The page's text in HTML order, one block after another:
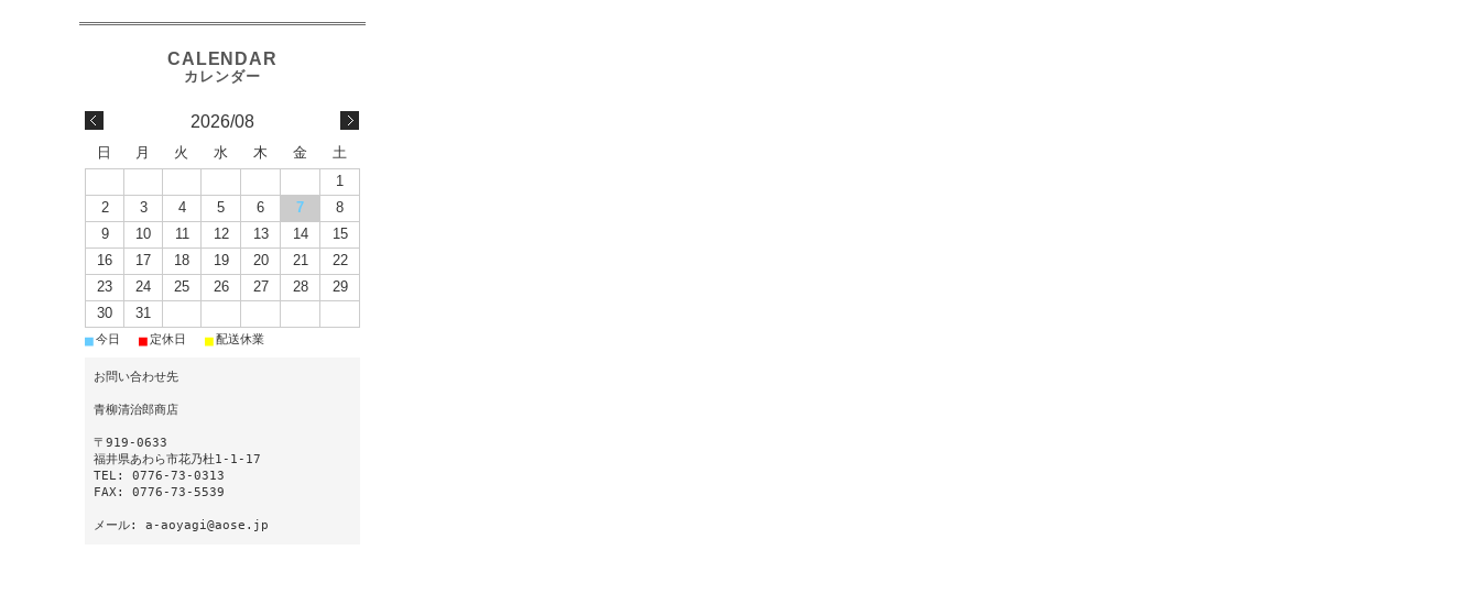
2026/08
日 月 火 水 木 金
土
1
2
3 4 5 6 7
8
9
10 11 12 13 14
15
16
17 18 19 20 21
22
23
24 25 26 27 28
29
30
31
■今日 ■ 定休日 ■配送休業
お問い合わせ先
青柳清治郎商店
〒919-0633
福井県あわら市花乃杜1-1-17
TEL: 0776-73-0313
FAX: 0776-73-5539
メール: a-aoyagi@aose.jp